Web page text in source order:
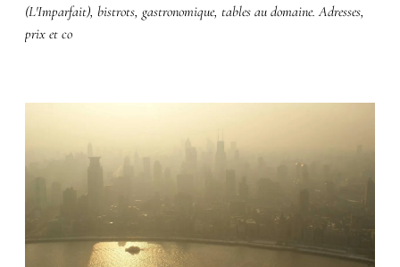
(L'Imparfait), bistrots, gastronomique, tables au domaine. Adresses,
prix et co